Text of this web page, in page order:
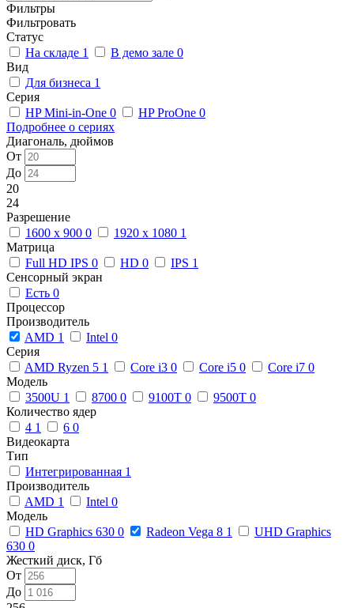
Фильтры
Фильтровать
Статус
На складе 1 В демо зале 0
Вид
Для бизнеса 1
Серия
HP Mini-in-One 0 HP ProOne 0
Подробнее о сериях
Диагональ, дюймов
От
До
20
24
Разрешение
1600 x 900 0 1920 x 1080 1
Матрица
Full HD IPS 0 HD 0 IPS 1
Сенсорный экран
Есть 0
Процессор
Производитель
AMD 1 Intel 0
Серия
AMD Ryzen 5 1 Core i3 0 Core i5 0 Core i7 0
Модель
3500U 1 8700 0 9100T 0 9500T 0
Количество ядер
4 1 6 0
Видеокарта
Тип
Интегрированная 1
Производитель
AMD 1 Intel 0
Модель
HD Graphics 630 0 Radeon Vega 8 1
UHD Graphics
630 0
Жесткий диск, Гб
От
До